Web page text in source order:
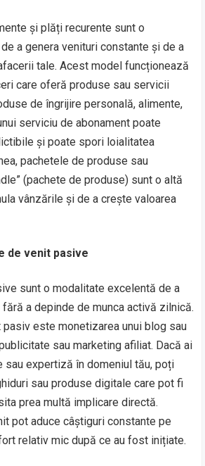
și plăți recurente sunt o
a genera venituri constante și de a
tale. Acest model funcționează
care oferă produse sau servicii
de îngrijire personală, alimente,
serviciu de abonament poate
și poate spori loialitatea
pachetele de produse sau
(pachete de produse) sunt o altă
vânzările și de a crește valoarea
de venit pasive
sunt o modalitate excelentă de a
a depinde de munca activă zilnică.
pasiv este monetizarea unui blog sau
sau marketing afiliat. Dacă ai
sau expertiză în domeniul tău, poți
sau produse digitale care pot fi
prea multă implicare directă.
pot aduce câștiguri constante pe
relativ mic după ce au fost inițiate.